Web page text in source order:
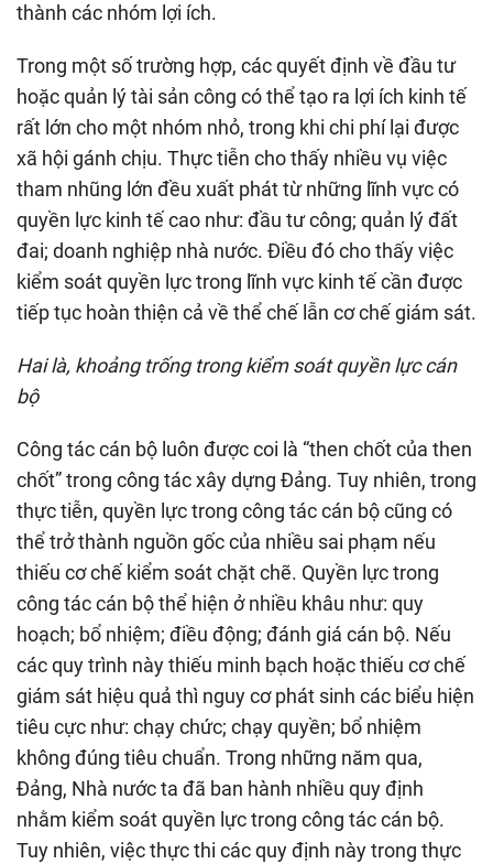
thành các nhóm lợi ích.
Trong một số trường hợp, các quyết định về đầu tư
hoặc quản lý tài sản công có thể tạo ra lợi ích kinh tế
rất lớn cho một nhóm nhỏ, trong khi chi phí lại được
xã hội gánh chịu. Thực tiễn cho thấy nhiều vụ việc
tham nhũng lớn đều xuất phát từ những lĩnh vực có
quyền lực kinh tế cao như: đầu tư công; quản lý đất
đai; doanh nghiệp nhà nước. Điều đó cho thấy việc
kiểm soát quyền lực trong lĩnh vực kinh tế cần được
tiếp tục hoàn thiện cả về thể chế lẫn cơ chế giám sát.
Hai là, khoảng trống trong kiểm soát quyền lực cán
bộ
Công tác cán bộ luôn được coi là “then chốt của then
chốt” trong công tác xây dựng Đảng. Tuy nhiên, trong
thực tiễn, quyền lực trong công tác cán bộ cũng có
thể trở thành nguồn gốc của nhiều sai phạm nếu
thiếu cơ chế kiểm soát chặt chẽ. Quyền lực trong
công tác cán bộ thể hiện ở nhiều khâu như: quy
hoạch; bổ nhiệm; điều động; đánh giá cán bộ. Nếu
các quy trình này thiếu minh bạch hoặc thiếu cơ chế
giám sát hiệu quả thì nguy cơ phát sinh các biểu hiện
tiêu cực như: chạy chức; chạy quyền; bổ nhiệm
không đúng tiêu chuẩn. Trong những năm qua,
Đảng, Nhà nước ta đã ban hành nhiều quy định
nhằm kiểm soát quyền lực trong công tác cán bộ.
Tuy nhiên, việc thực thi các quy định này trong thực